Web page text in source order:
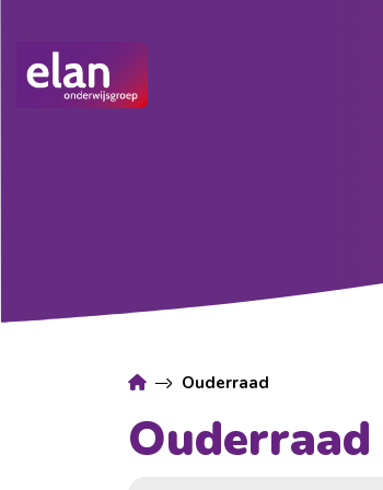
Ouderraad
Ouderraad